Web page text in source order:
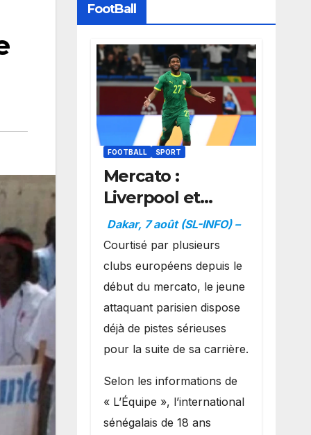
FootBall
FOOTBALL SPORT
Mercato :
Liverpool et
Dortmund se
positionnent en
favoris pour
recruter Ibrahim
Mbaye
Dakar, 7 août (SL-INFO) –
Courtisé par plusieurs
clubs européens depuis le
début du mercato, le jeune
attaquant parisien dispose
déjà de pistes sérieuses
pour la suite de sa carrière.
Selon les informations de
« L’Équipe », l’international
sénégalais de 18 ans